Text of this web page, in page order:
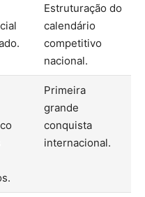
Estruturação do
calendário
competitivo
nacional.
Primeira
grande
conquista
internacional.